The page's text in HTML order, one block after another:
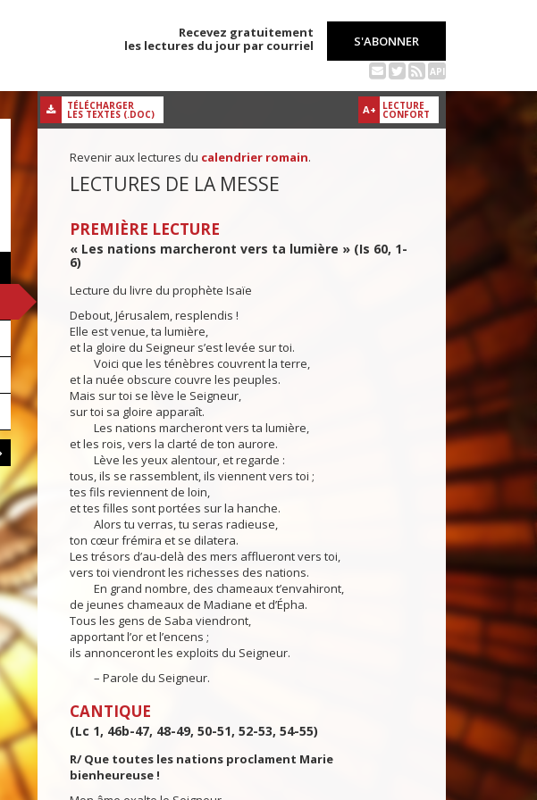
Recevez gratuitement
les lectures du jour par courriel
S'ABONNER
API
A+ LECTURE
CONFORT
TÉLÉCHARGER
LES TEXTES (.DOC)
Revenir aux lectures du calendrier romain.
LECTURES DE LA MESSE
PREMIÈRE LECTURE
« Les nations marcheront vers ta lumière » (Is 60, 1-
6)
Lecture du livre du prophète Isaïe
Debout, Jérusalem, resplendis !
Elle est venue, ta lumière,
et la gloire du Seigneur s’est levée sur toi.
Voici que les ténèbres couvrent la terre,
et la nuée obscure couvre les peuples.
Mais sur toi se lève le Seigneur,
sur toi sa gloire apparaît.
Les nations marcheront vers ta lumière,
et les rois, vers la clarté de ton aurore.
Lève les yeux alentour, et regarde :
tous, ils se rassemblent, ils viennent vers toi ;
tes fils reviennent de loin,
et tes filles sont portées sur la hanche.
Alors tu verras, tu seras radieuse,
ton cœur frémira et se dilatera.
Les trésors d’au-delà des mers afflueront vers toi,
vers toi viendront les richesses des nations.
En grand nombre, des chameaux t’envahiront,
de jeunes chameaux de Madiane et d’Épha.
Tous les gens de Saba viendront,
apportant l’or et l’encens ;
ils annonceront les exploits du Seigneur.
– Parole du Seigneur.
CANTIQUE
(Lc 1, 46b-47, 48-49, 50-51, 52-53, 54-55)
R/ Que toutes les nations proclament Marie
bienheureuse !